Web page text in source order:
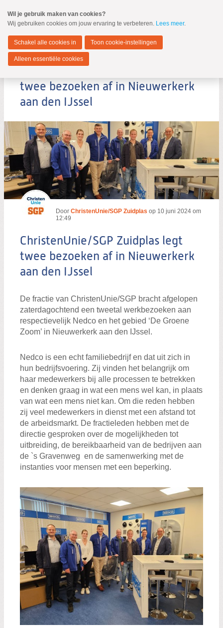
naar
Spring
de
inhoud
Spring
naar
hoofdmenu
Zuidplas
MENU
Zoeken:
Zoeken
twee bezoeken af in Nieuwerkerk
aan den IJssel
Door ChristenUnie/SGP Zuidplas op 10 juni 2024 om
12:49
ChristenUnie/SGP Zuidplas legt
twee bezoeken af in Nieuwerkerk
aan den IJssel
De fractie van ChristenUnie/SGP bracht afgelopen
zaterdagochtend een tweetal werkbezoeken aan
respectievelijk Nedco en het gebied ‘De Groene
Zoom’ in Nieuwerkerk aan den IJssel.
Nedco is een echt familiebedrijf en dat uit zich in
hun bedrijfsvoering. Zij vinden het belangrijk om
haar medewerkers bij alle processen te betrekken
en denken graag in wat een mens wel kan, in plaats
van wat een mens niet kan. Om die reden hebben
zij veel medewerkers in dienst met een afstand tot
de arbeidsmarkt. De fractieleden hebben met de
directie gesproken over de mogelijkheden tot
uitbreiding, de bereikbaarheid van de bedrijven aan
de `s Gravenweg en de samenwerking met de
instanties voor mensen met een beperking.
Wil je gebruik maken van cookies?
Wij gebruiken cookies om jouw ervaring te verbeteren. Lees meer.
Schakel alle cookies in Toon cookie-instellingen
Alleen essentiële cookies